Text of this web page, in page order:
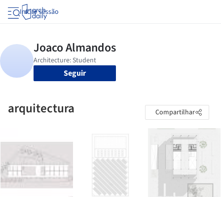
Iniciar sessão
Seguir
arquitectura Compartilhar